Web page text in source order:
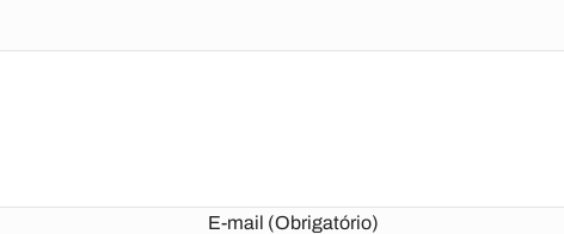
E-mail (Obrigatório)